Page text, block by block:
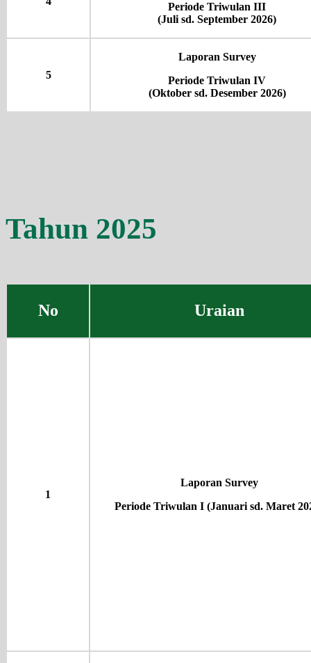
Periode Triwulan III
(Juli sd. September 2026)
5
Laporan Survey
Periode Triwulan IV
(Oktober sd. Desember 2026)
Tahun 2025
No Uraian
1
Laporan Survey
Periode Triwulan I (Januari sd. Maret